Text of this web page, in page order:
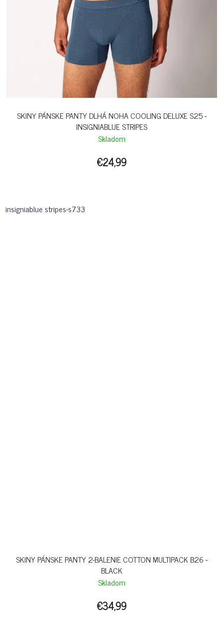
SKINY PÁNSKE PANTY DLHÁ NOHA COOLING DELUXE S25 -
INSIGNIABLUE STRIPES
Skladom
€24,99
insigniablue stripes-s733
SKINY PÁNSKE PANTY 2-BALENIE COTTON MULTIPACK B26 -
BLACK
Skladom
€34,99